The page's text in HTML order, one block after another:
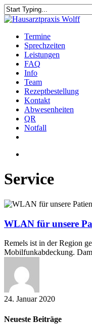
Skip
to
content
Close
Menu
Termine
Sprechzeiten
Leistungen
FAQ
Info
Team
Rezeptbestellung
Kontakt
Abwesenheiten
QR
Notfall
Service
WLAN
unsere
Patienten
WLAN für unsere
Remels ist in der Region
Mobilfunkabdeckung.
24. Januar 2020
Neueste Beiträge